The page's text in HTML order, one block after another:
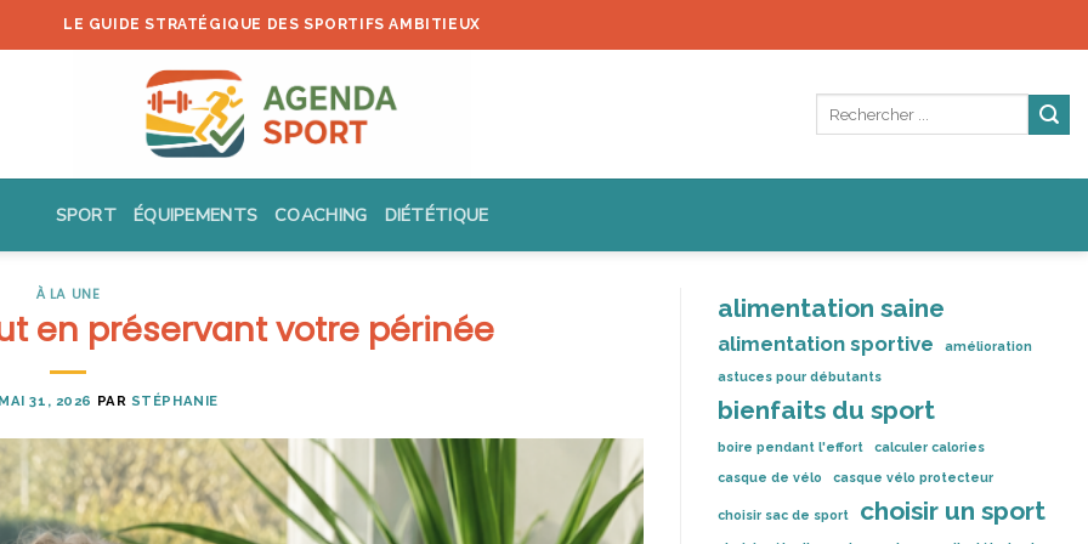
LE GUIDE STRATÉGIQUE DES SPORTIFS AMBITIEUX
SPORT ÉQUIPEMENTS COACHING DIÉTÉTIQUE
À LA UNE
en préservant votre périnée
MAI 31, 2026 PAR STÉPHANIE
alimentation saine
alimentation sportive amélioration
astuces pour débutants
bienfaits du sport
boire pendant l'effort calculer calories
casque de vélo casque vélo protecteur
choisir sac de sport choisir un sport